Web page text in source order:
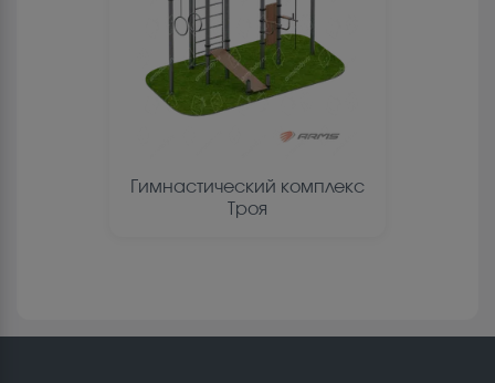
Гимнастический комплекс
Троя